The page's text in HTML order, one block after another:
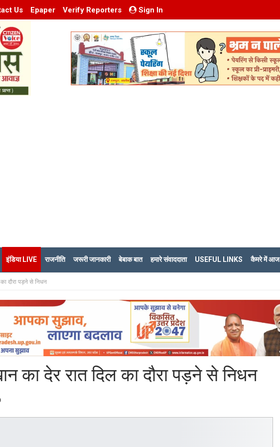
Us Epaper Verify Reporters Sign In
इंडिया LIVE राजनीति जरूरी जानकारी बेबाक बात हमारे संवाददाता USEFUL LINKS कैमरे में आज
दौरा पड़ने से निधन
का देर रात दिल का दौरा पड़ने से निधन